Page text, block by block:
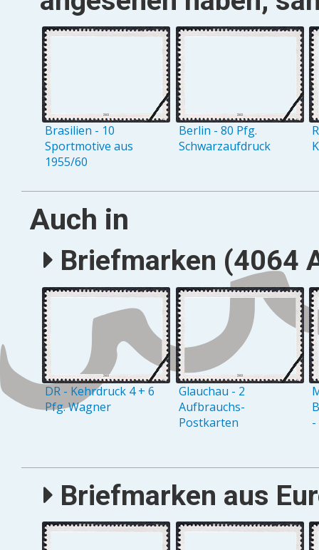
Brasilien - 10
Sportmotive aus
1955/60
Berlin - 80 Pfg.
Schwarzaufdruck
Auch in
Briefmarken (4064
DR - Kehrdruck 4 + 6
Pfg. Wagner
Glauchau - 2
Aufbrauchs-
Postkarten
Briefmarken aus